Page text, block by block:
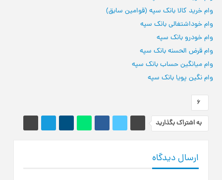
وام خرید کالا بانک سپه (قوامین سابق)
وام خوداشتغالی بانک سپه
وام خودرو بانک سپه
وام قرض الحسنه بانک سپه
وام میانگین حساب بانک سپه
وام نگین پویا بانک سپه
6
به اشتراک بگذارید
ارسال دیدگاه